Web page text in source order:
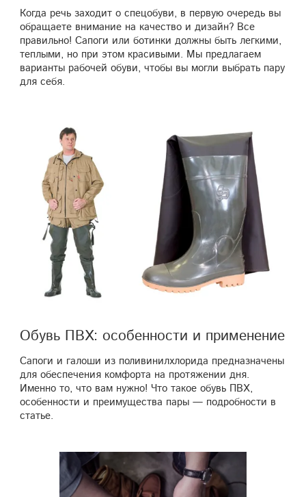
Когда речь заходит о спецобуви, в первую очередь вы
обращаете внимание на качество и дизайн? Все
правильно! Сапоги или ботинки должны быть легкими,
теплыми, но при этом красивыми. Мы предлагаем
варианты рабочей обуви, чтобы вы могли выбрать пару
для себя.
Обувь ПВХ: особенности и применение
Сапоги и галоши из поливинилхлорида предназначены
для обеспечения комфорта на протяжении дня.
Именно то, что вам нужно! Что такое обувь ПВХ,
особенности и преимущества пары — подробности в
статье.